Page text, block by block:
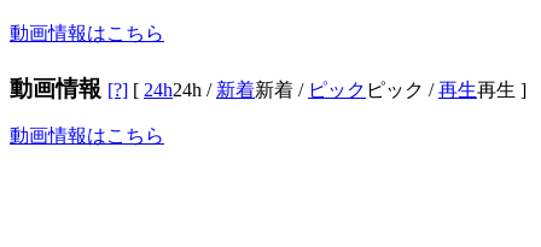
動画情報はこちら
動画情報 [?] [ 24h24h / 新着新着 / ピック ピック /再生再生 ]
動画情報はこちら